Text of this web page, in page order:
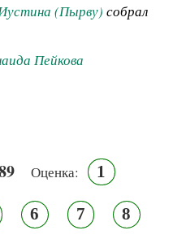
(Пырву) собрал
Пейкова
Оценка: 1
6 7 8